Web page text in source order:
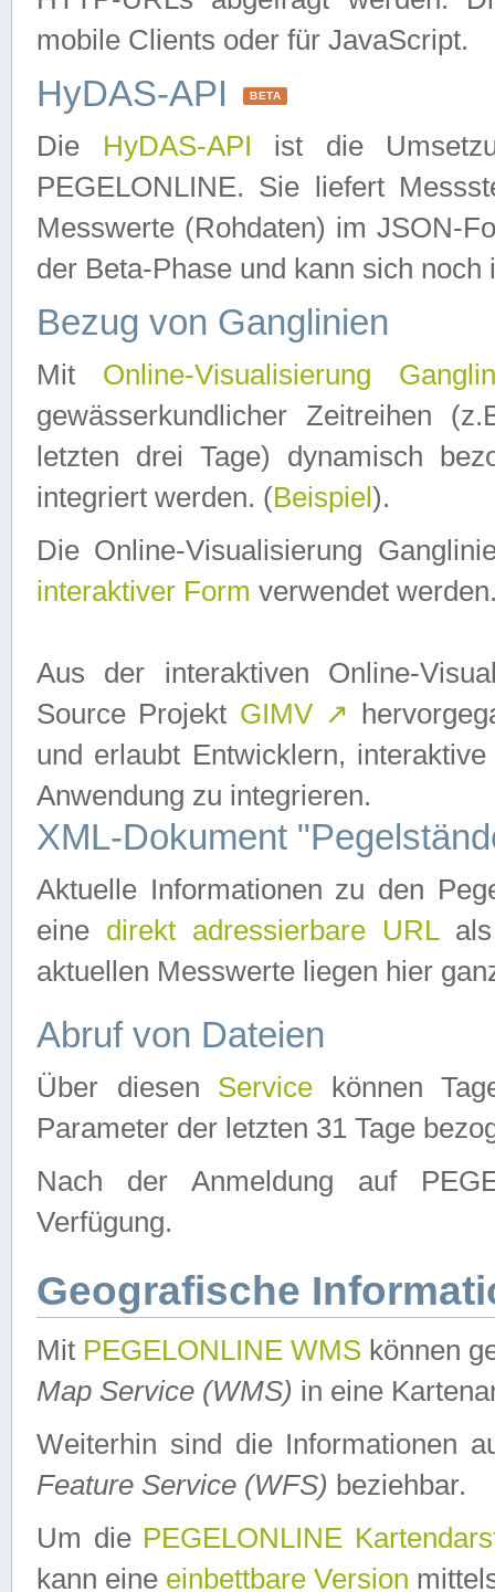
mobile Clients oder für JavaScript.
HyDAS-API BETA
Die HyDAS-API ist die
PEGELONLINE. Sie liefert
Messwerte (Rohdaten) im JSON-
der Beta-Phase und kann sich noch
Bezug von Ganglinien
Mit Online-Visualisierung
gewässerkundlicher Zeitreihen
letzten drei Tage) dynamisch
integriert werden. (Beispiel ).
Die Online-Visualisierung
interaktiver Form verwendet
Aus der interaktiven Online-
Source Projekt GIMV ↗
und erlaubt Entwicklern,
Anwendung zu integrieren.
XML-Dokument
Aktuelle Informationen zu den
eine direkt adressierbare URLals
aktuellen Messwerte liegen hier
Abruf von Dateien
Über diesen Service können
Parameter der letzten 31 Tage
Nach der Anmeldung auf
Verfügung.
Geografische
Mit PEGELONLINE WMS können
Map Service (WMS) in eine
Weiterhin sind die Informationen
Feature Service (WFS) beziehbar.
Um die PEGELONLINE
kann eine einbettbare Version